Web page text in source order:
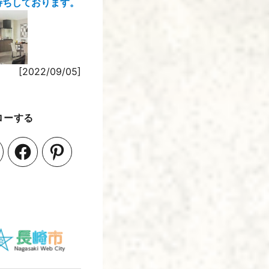
しております。
[2022/09/05]
ーする